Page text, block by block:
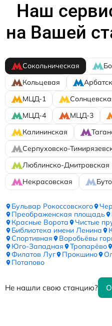
Наш
на Вашей
Сокольническая
Кольцевая
МЦД-1
МЦД-4
МЦД-3
Калининская
Серпуховско-
Люблинско-Дмитровская
Некрасовская
Бульвар Рокоссовского
Преображенская площадь
Красные Ворота
Чистые
Библиотека имени Ленина
Спортивная
Воробьёвы
Юго-Западная
Тропарёво
Филатов Луг
Прокшино
Потапово
Не нашли свою станцию?